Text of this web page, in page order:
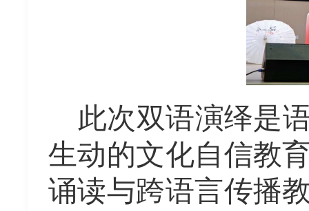
此次双语演绎是
生动的文化自信教
诵读与跨语言传播